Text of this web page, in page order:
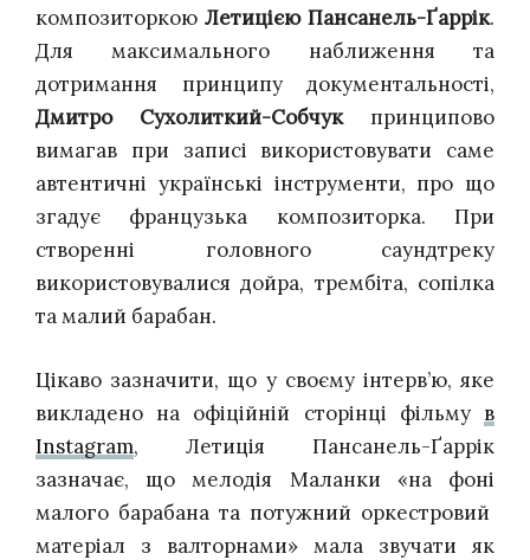
композиторкою Летицією Пансанель-Ґаррік.
Для максимального наближення та
дотримання принципу документальності,
Дмитро Сухолиткий-Собчукпринципово
вимагав при записі використовувати саме
автентичні українські інструменти, про що
згадує французька композиторка. При
створенні головного саундтреку
використовувалися дойра, трембіта, сопілка
та малий барабан.
Цікаво зазначити, що у своєму інтерв’ю, яке
викладено на офіційній сторінці фільму в
Instagram, Летиція Пансанель-Ґаррік
зазначає, що мелодія Маланки «на фоні
малого барабана та потужний оркестровий
матеріал з валторнами» мала звучати як